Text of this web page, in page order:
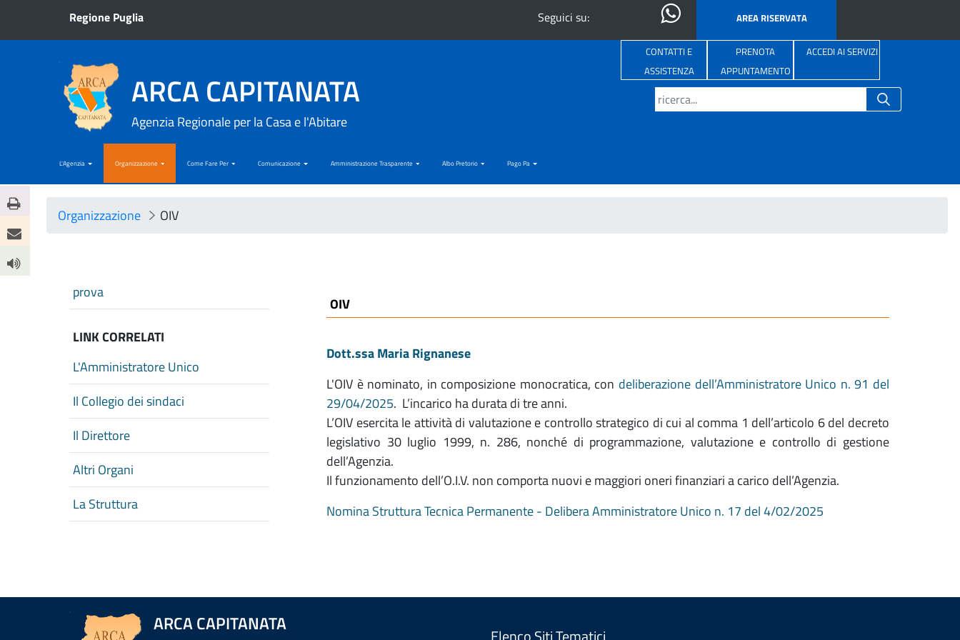
Regione Puglia Seguici su: AREA RISERVATA
ARCA CAPITANATA
Agenzia Regionale per la Casa e l'Abitare
CONTATTI E
ASSISTENZA
PRENOTA
APPUNTAMENTO
ACCEDI AI SERVIZI
L'Agenzia Organizzazione Come Fare Per Comunicazione Amministrazione Trasparente Albo Pretorio Pago Pa
Organizzazione OIV
prova
LINK CORRELATI
L'Amministratore Unico
Il Collegio dei sindaci
Il Direttore
Altri Organi
La Struttura
OIV
Dott.ssa Maria Rignanese
L'OIV è nominato, in composizione monocratica, con deliberazione dell’Amministratore Unico n. 91 del
29/04/2025. L’incarico ha durata di tre anni.
L’OIV esercita le attività di valutazione e controllo strategico di cui al comma 1 dell’articolo 6 del decreto
legislativo 30 luglio 1999, n. 286, nonché di programmazione, valutazione e controllo di gestione
dell’Agenzia.
Il funzionamento dell’O.I.V. non comporta nuovi e maggiori oneri finanziari a carico dell’Agenzia.
Nomina Struttura Tecnica Permanente - Delibera Amministratore Unico n. 17 del 4/02/2025
ARCA CAPITANATA